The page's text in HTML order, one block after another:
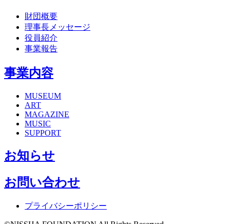
財団概要
理事長メッセージ
役員紹介
事業報告
事業内容
MUSEUM
ART
MAGAZINE
MUSIC
SUPPORT
お知らせ
お問い合わせ
プライバシーポリシー